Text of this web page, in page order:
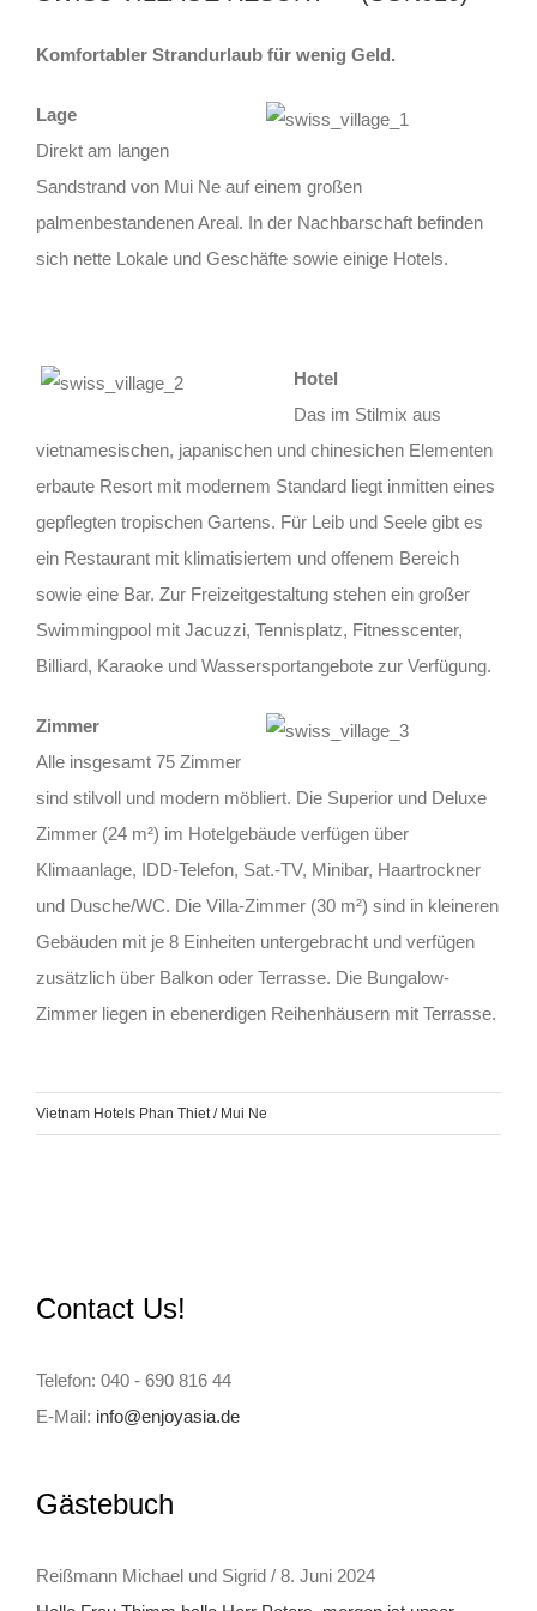
Komfortabler Strandurlaub für wenig Geld.
Lage
Direkt am langen
Sandstrand von Mui Ne auf einem großen
palmenbestandenen Areal. In der Nachbarschaft befinden
sich nette Lokale und Geschäfte sowie einige Hotels.
Hotel
Das im Stilmix aus
vietnamesischen, japanischen und chinesichen Elementen
erbaute Resort mit modernem Standard liegt inmitten eines
gepflegten tropischen Gartens. Für Leib und Seele gibt es
ein Restaurant mit klimatisiertem und offenem Bereich
sowie eine Bar. Zur Freizeitgestaltung stehen ein großer
Swimmingpool mit Jacuzzi, Tennisplatz, Fitnesscenter,
Billiard, Karaoke und Wassersportangebote zur Verfügung.
Zimmer
Alle insgesamt 75 Zimmer
sind stilvoll und modern möbliert. Die Superior und Deluxe
Zimmer (24 m²) im Hotelgebäude verfügen über
Klimaanlage, IDD-Telefon, Sat.-TV, Minibar, Haartrockner
und Dusche/WC. Die Villa-Zimmer (30 m²) sind in kleineren
Gebäuden mit je 8 Einheiten untergebracht und verfügen
zusätzlich über Balkon oder Terrasse. Die Bungalow-
Zimmer liegen in ebenerdigen Reihenhäusern mit Terrasse.
Vietnam Hotels Phan Thiet / Mui Ne
Contact Us!
Telefon: 040 - 690 816 44
E-Mail: info@enjoyasia.de
Gästebuch
Reißmann Michael und Sigrid / 8. Juni 2024